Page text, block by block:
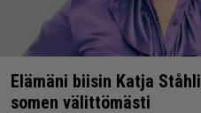
Elämäni biisin Katja
somen välittömästi